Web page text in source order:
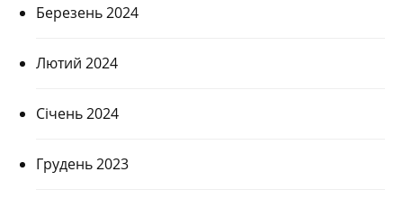
Березень 2024
Лютий 2024
Січень 2024
Грудень 2023